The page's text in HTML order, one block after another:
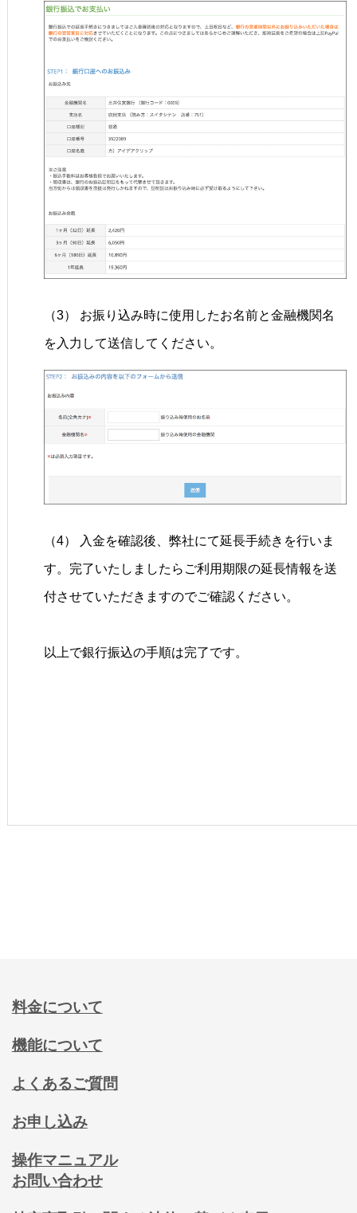
（3） お振り込み時に使用したお名前と金融機関名
を入力して送信してください。
（4） 入金を確認後、弊社にて延長手続きを行いま
す。完了いたしましたらご利用期限の延長情報を送
付させていただきますのでご確認ください。
以上で銀行振込の手順は完了です。
料金について
機能について
よくあるご質問
お申し込み
操作マニュアル
お問い合わせ